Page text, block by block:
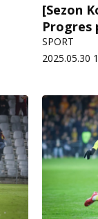
[Sezon
Progres
SPORT
2025.05.30